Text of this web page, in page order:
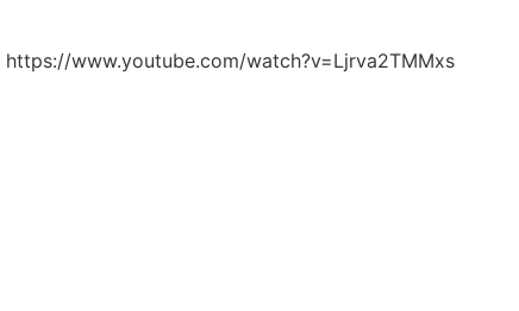
https://www.youtube.com/watch?v=Ljrva2TMMxs